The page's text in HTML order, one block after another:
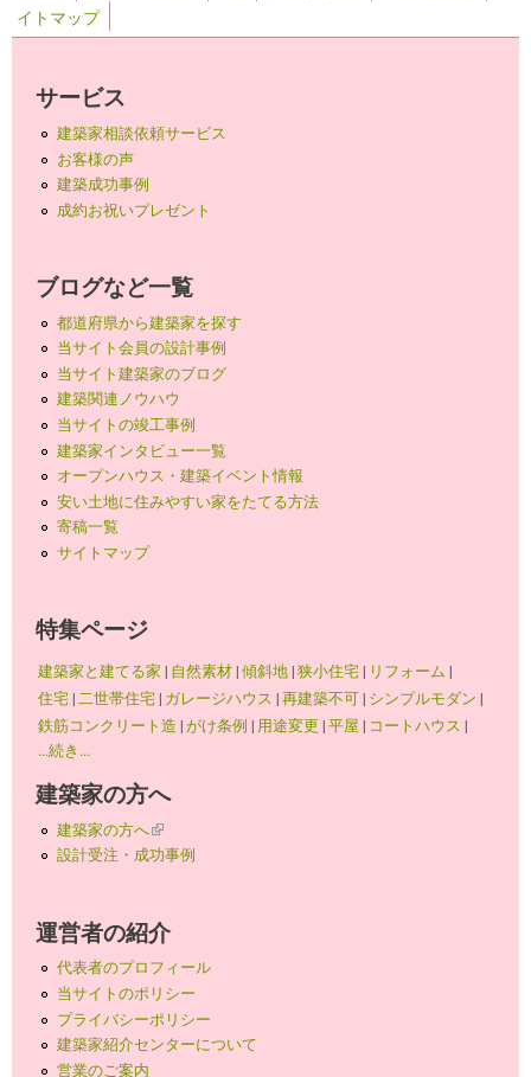
イトマップ
サービス
建築家相談依頼サービス
お客様の声
建築成功事例
成約お祝いプレゼント
ブログなど一覧
都道府県から建築家を探す
当サイト会員の設計事例
当サイト建築家のブログ
建築関連ノウハウ
当サイトの竣工事例
建築家インタビュー一覧
オープンハウス・建築イベント情報
安い土地に住みやすい家をたてる方法
寄稿一覧
サイトマップ
特集ページ
建築家と建てる家 | 自然素材|傾斜地|狭小住宅| リフォーム |
住宅|二世帯住宅| ガレージハウス |再建築不可| シンプルモダン |
鉄筋コンクリート造 |がけ条例 | 用途変更 |平屋 | コートハウス |
...続き...
建築家の方へ
建築家の方へ(link is external)
設計受注・成功事例
運営者の紹介
代表者のプロフィール
当サイトのポリシー
プライバシーポリシー
建築家紹介センターについて
営業のご案内